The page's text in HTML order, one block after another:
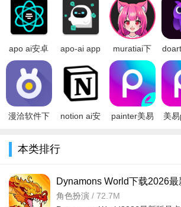
3.多种风格选择：用户可以根据自己的偏
行生成。
4.自定义头像：用户可以通过上传自己
生成出与其相似的二次元角色。
安装，apoai安卓下载，apoaiapp官方版下载
下载需求！..
apo ai安卓
中文版官方
下载安装
v2.7.0安卓
最新版
apo-ai app
2023最新版
v2.4.3中文
安卓版
muratiai下
载中文官方
2023最新版
v4.0安卓版
软
新
安
漫洽软件下
（brainhole）
版
notion ai安
painter美易
美
本类排行
Dynamons World下载2026最
v1.12.62 安卓版
角色扮演 / 72.7M